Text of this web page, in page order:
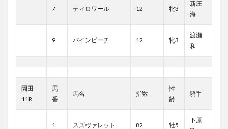
7 ティロワール 12 牝3
新庄
海
9 パインピーチ 12 牝3
渡瀬
和
園田
11R
馬
番
馬名 指数
性
齢
騎手
1 スズヴァレット 82 牡5
下原